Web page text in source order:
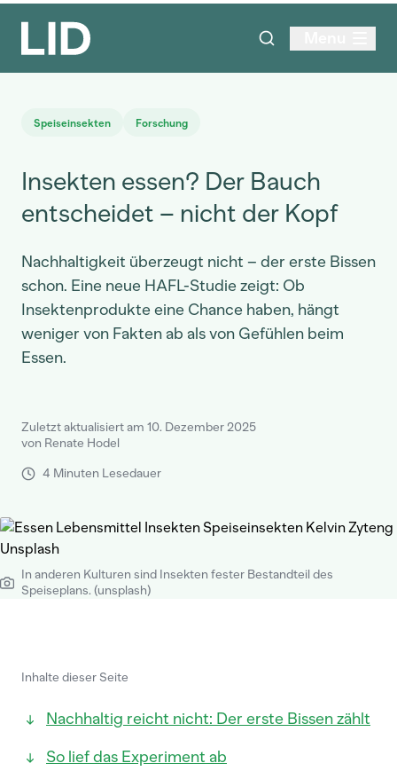
Speiseinsekten Forschung
Insekten essen? Der Bauch
entscheidet – nicht der Kopf
Nachhaltigkeit überzeugt nicht – der erste Bissen
schon. Eine neue HAFL-Studie zeigt: Ob
Insektenprodukte eine Chance haben, hängt
weniger von Fakten ab als von Gefühlen beim
Essen.
Zuletzt aktualisiert am 10. Dezember 2025
von Renate Hodel
4 Minuten Lesedauer
In anderen Kulturen sind Insekten fester Bestandteil des
Speiseplans. (unsplash)
Inhalte dieser Seite
Nachhaltig reicht nicht: Der erste Bissen zählt
So lief das Experiment ab